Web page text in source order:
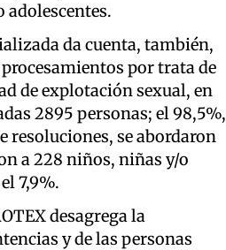
da cuenta, también,
por trata de
de explotación sexual, en
2895 personas; el 98,5%,
resoluciones, se abordaron
a 228 niños, niñas y/o
7,9%.
desagrega la
y de las personas